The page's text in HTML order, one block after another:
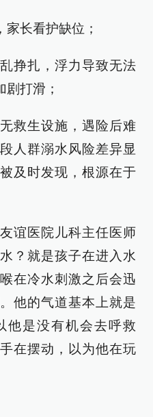
长看护缺位；
挣扎，浮力导致无法
打滑；
救生设施，遇险后难
人群溺水风险差异显
及时发现，根源在于
谊医院儿科主任医师
？就是孩子在进入水
在冷水刺激之后会迅
他的气道基本上就是
他是没有机会去呼救
在摆动，以为他在玩